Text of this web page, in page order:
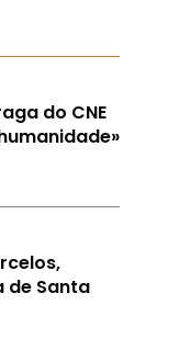
do CNE
de Santa